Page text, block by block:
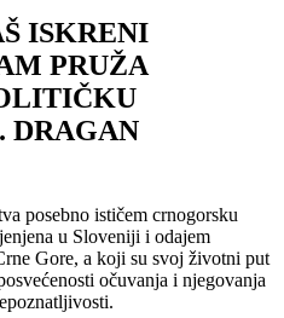
ISKRENI
PRUŽA
DRAGAN
posebno ističem crnogorsku
u Sloveniji i odajem
Gore, a koji su svoj životni put
očuvanja i njegovanja